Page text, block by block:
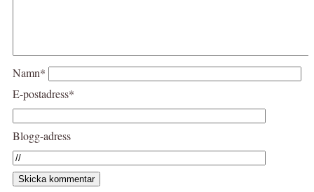
Namn*
E-postadress*
Blogg-adress